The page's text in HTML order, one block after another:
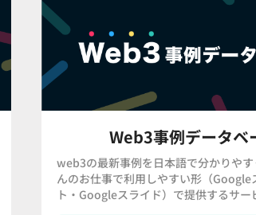
Web3事例データベ
web3の最新事例を日本語で分かりやす
んのお仕事で利用しやすい形（Google
ト・Googleスライド）で提供するサー